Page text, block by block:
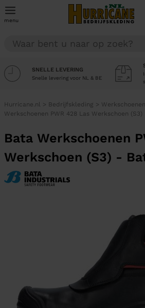
menu
SNELLE LEVERING
Snelle levering voor NL & BE
Hurricane.nl > Bedrijfskleding >
Werkschoenen PWR 428 Las Werkschoen (S3)
Bata Werkschoenen
Werkschoen (S3) -